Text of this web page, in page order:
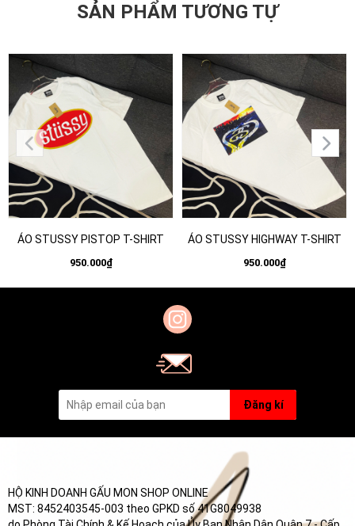
SẢN PHẨM TƯƠNG TỰ
ÁO STUSSY PISTOP T-SHIRT
950.000₫
ÁO STUSSY HIGHWAY T-SHIRT
950.000₫
Đăng kí
HỘ KINH DOANH GẤU MON SHOP ONLINE
MST: 8452403545-003 theo GPKD số 41G8049938